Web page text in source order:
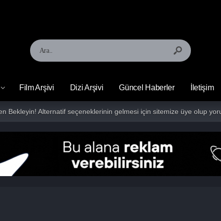
Film Arşivi Dizi Arşivi Güncel Haberler İletişim
Bekleyin! Alternatif seçeneklerinin gelmesi için sitemize üye olup